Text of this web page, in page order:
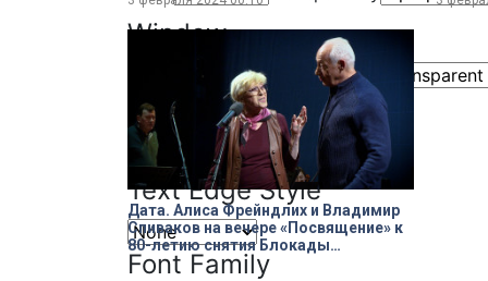
Window
Transparency
Font Size
Text Edge Style
Font Family
Дата. Алиса Фрейндлих и Владимир
Спиваков на вечере «Посвящение» к
80-летию снятия Блокады
Ленинграда